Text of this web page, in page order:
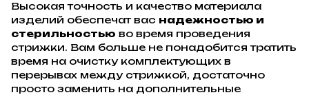
Высокая точность и качество материала
изделий обеспечат вас надежностью и
стерильностью во время проведения
стрижки. Вам больше не понадобится тратить
время на очистку комплектующих в
перерывах между стрижкой, достаточно
просто заменить на дополнительные